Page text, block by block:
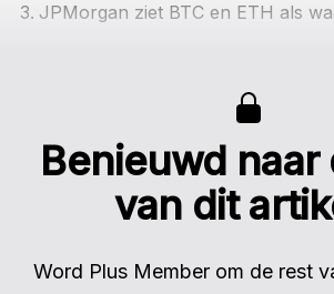
JPMorgan ziet BTC en ETH als
Benieuwd naar
van dit
Word Plus Member om de rest